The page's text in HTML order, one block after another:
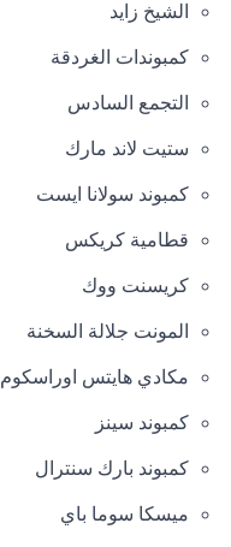
الشيخ زايد
كمبوندات الغردقة
التجمع السادس
ستيت لاند مارك
كمبوند سولانا ايست
قطامية كريكس
كريسنت ووك
المونت جلالة السخنة
مكادي هايتس اوراسكوم
كمبوند سينز
كمبوند بارك سنترال
ميسكا سوما باي